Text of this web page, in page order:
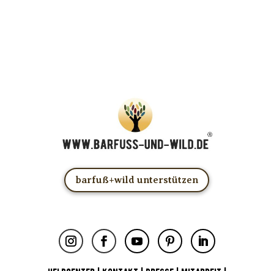
barfuß+wild unterstützen